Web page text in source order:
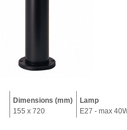
Dimensions (mm)
155 x 720
Lamp
E27 - max